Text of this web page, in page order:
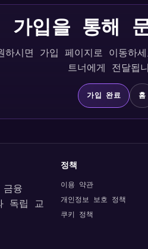
가입을 통해
시면 가입 페이지로 이동
트너에게 전달됩
가입 완료 홈
융
독립 교
정책
이용 약관
개인정보 보호 정책
쿠키 정책